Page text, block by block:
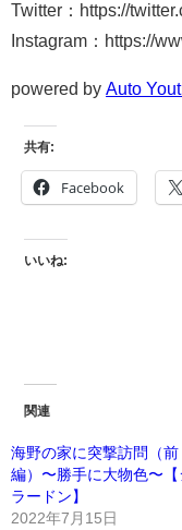
Twitter：https://
Instagram：https://
powered by Auto
共有:
Facebook
いいね:
関連
海野の家に突撃訪問（前
編）〜勝手に大物色〜【
ラードン】
2022年7月15日